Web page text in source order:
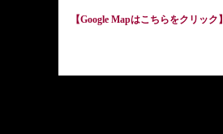
【Google Mapはこちらをクリック】